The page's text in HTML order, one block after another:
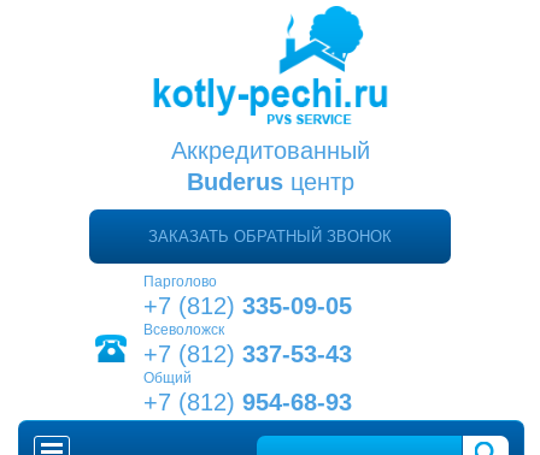
Аккредитованный
Buderusцентр
ЗАКАЗАТЬ ОБРАТНЫЙ ЗВОНОК
Парголово
+7 (812) 335-09-05
Всеволожск
+7 (812) 337-53-43
Общий
+7 (812) 954-68-93